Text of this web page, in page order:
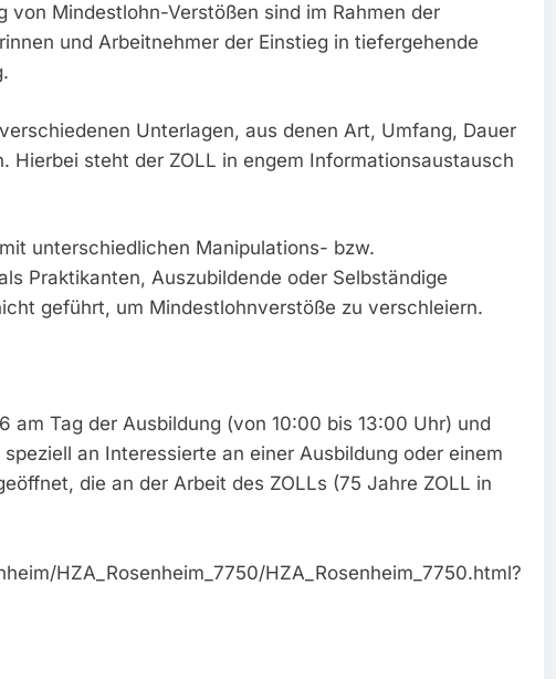
Mindestlohn-Verstößen sind im Rahmen der
und Arbeitnehmer der Einstieg in tiefergehende
Unterlagen, aus denen Art, Umfang, Dauer
steht der ZOLL in engem Informationsaustausch
unterschiedlichen Manipulations- bzw.
Praktikanten, Auszubildende oder Selbständige
geführt, um Mindestlohnverstöße zu verschleiern.
am Tag der Ausbildung (von 10:00 bis 13:00 Uhr) und
an Interessierte an einer Ausbildung oder einem
die an der Arbeit des ZOLLs (75 Jahre ZOLL in
HZA_Rosenheim_7750/HZA_Rosenheim_7750.html?